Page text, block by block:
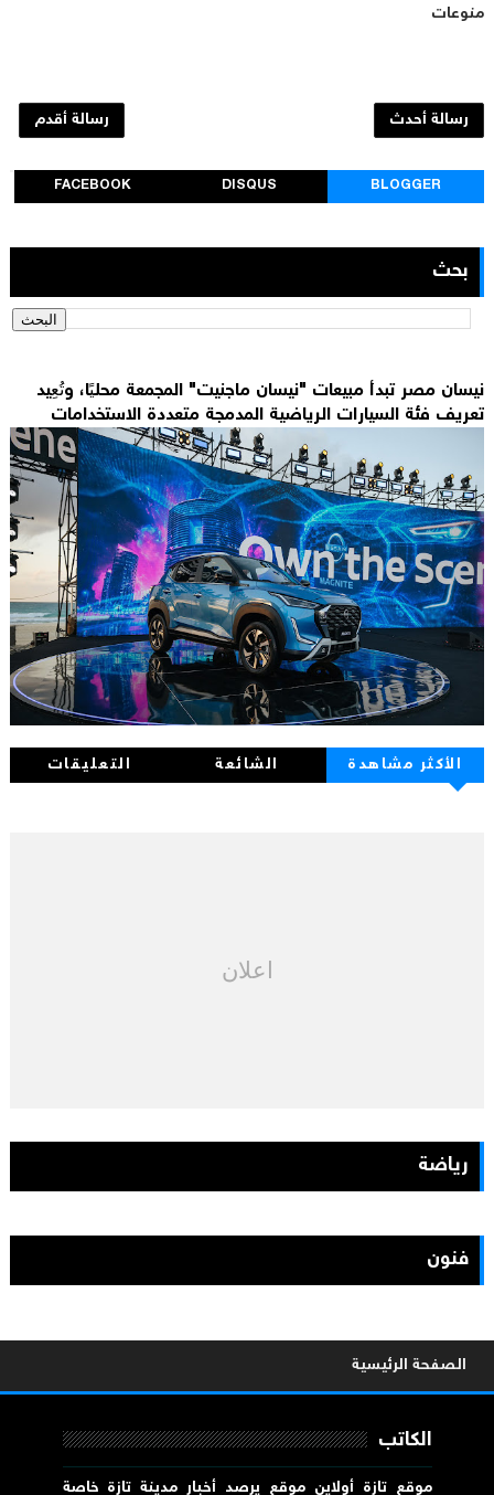
منوعات
رسالة أحدث رسالة أقدم
BLOGGER
DISQUS
FACEBOOK
بحث
نيسان مصر تبدأ مبيعات "نيسان ماجنيت" المجمعة محليًا، وتُعِيد
تعريف فئة السيارات الرياضية المدمجة متعددة الاستخدامات
الأكثر مشاهدة الشائعة التعليقات
اعلان
رياضة
فنون
الصفحة الرئيسية
الكاتب
موقع تازة أولاين موقع يرصد أخبار مدينة تازة خاصة